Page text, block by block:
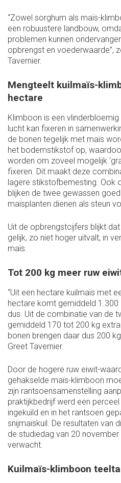
“Zowel sorghum als maïs-
een robuustere landbouw,
problemen kunnen
opbrengst en voederwaarde”,
Tavernier.
Mengteelt kuilmaïs-
hectare
Klimboon is een
lucht kan fixeren in
de bonen tegelijk met maïs
het bodemstikstof op,
worden om zoveel mogelijk
fixeren. Dit maakt deze
lagere stikstofbemesting. Ook
blijken de twee gewassen
maïsplanten dienen als steun
Uit de opbrengstcijfers blijkt
gelijk, zo niet hoger uitvalt, in
maïs.
Tot 200 kg meer ruw
“Uit een hectare kuilmaïs met
hectare komt gemiddeld
dus. Uit de combinatie van de
gemiddeld 170 tot 200 kg
bonen brengen daar dus 200
Greet Tavernier.
Door de hogere ruw eiwit-
gehakselde maïs-klimboon
zijn rantsoensamenstelling
praktijkbedrijf werd een
ingekuild en in het rantsoen
snijmaïskuil. De resultaten van
de studiedag van 20 november
verwacht.
Kuilmaïs-klimboon